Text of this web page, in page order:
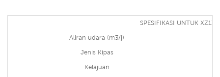
SPESIFIKASI UNTUK XZ13-
Aliran udara (m3/j)
Jenis Kipas
Kelajuan